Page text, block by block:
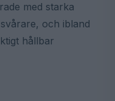
med starka
och ibland
hållbar